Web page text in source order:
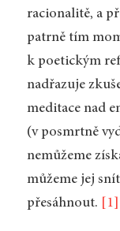
racionalitě, a
patrně tím
k poetickým
nadřazuje
meditace nad
(v posmrtně
nemůžeme
můžeme jej
přesáhnout.
[1]